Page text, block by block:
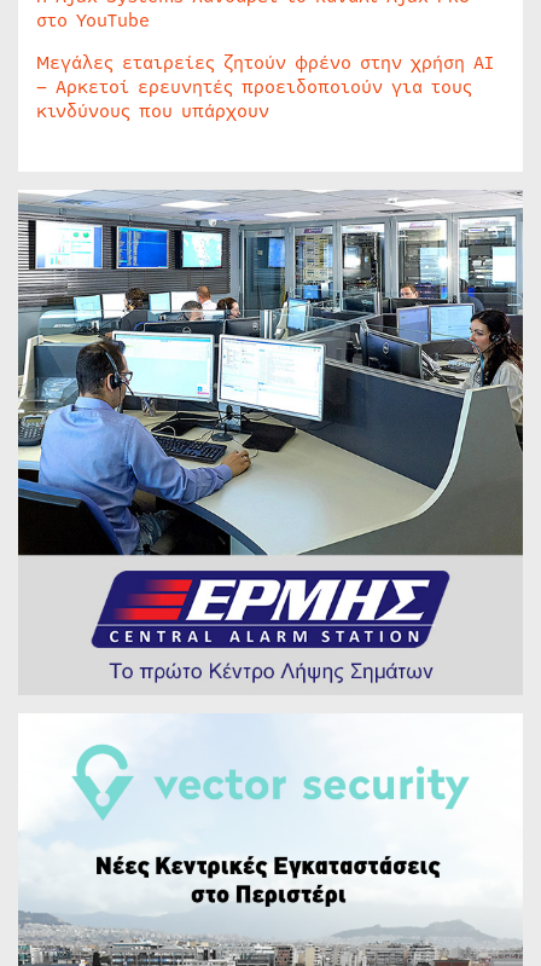
στο YouTube
Μεγάλες εταιρείες ζητούν φρένο στην χρήση AI
– Αρκετοί ερευνητές προειδοποιούν για τους
κινδύνους που υπάρχουν